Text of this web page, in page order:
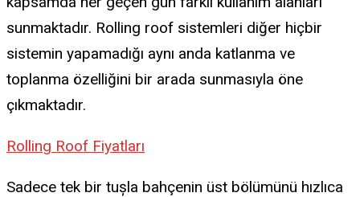
sunmaktadır. Rolling roof sistemleri diğer hiçbir
sistemin yapamadığı aynı anda katlanma ve
toplanma özelliğini bir arada sunmasıyla öne
çıkmaktadır.
Rolling Roof Fiyatları
Sadece tek bir tuşla bahçenin üst bölümünü hızlıca